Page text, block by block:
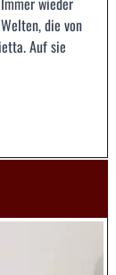
die von
Auf sie